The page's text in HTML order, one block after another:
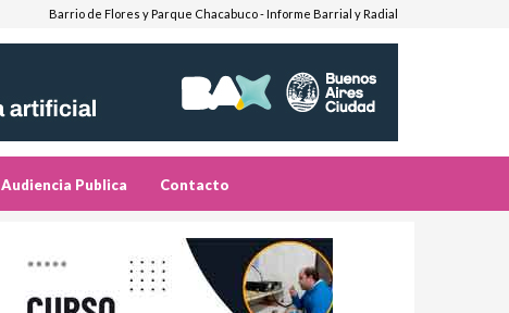
Barrio de Flores y Parque Chacabuco - Informe Barrial y Radial
Audiencia Publica Contacto